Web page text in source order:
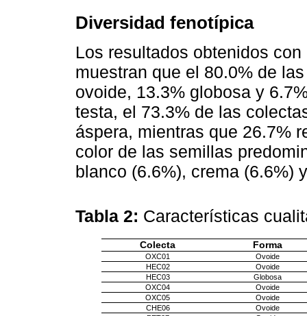
Diversidad fenotípica
Los resultados obtenidos
muestran que el 80.0% de
ovoide, 13.3% globosa y
testa, el 73.3% de las
áspera, mientras que 26.7%
color de las semillas
blanco (6.6%), crema (6.6%)
Tabla 2: Características
Colecta Forma
OXC01
Ovoide
HEC02
Ovoide
HEC03
Globosa
OXC04
Ovoide
OXC05
Ovoide
CHE06
Ovoide